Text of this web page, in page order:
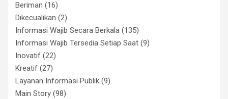
Beriman (16)
Dikecualikan (2)
Informasi Wajib Secara Berkala (135)
Informasi Wajib Tersedia Setiap Saat (9)
Inovatif (22)
Kreatif (27)
Layanan Informasi Publik (9)
Main Story (98)